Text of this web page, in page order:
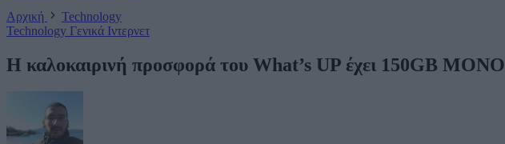
Αρχική
Technology
Technology Γενικά Ιντερνετ
Η καλοκαιρινή προσφορά του What’s UP έχει 150GB ΜΟΝΟ